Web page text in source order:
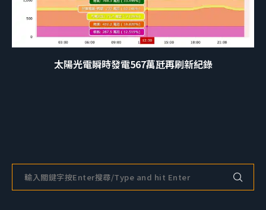
太陽光電瞬時發電567萬瓩再刷新紀錄